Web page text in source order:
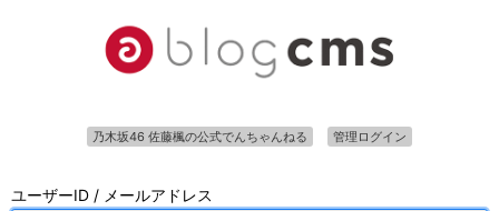
乃木坂46 佐藤楓の公式でんちゃんねる 管理ログイン
ユーザーID / メールアドレス